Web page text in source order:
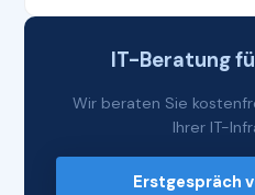
IT-Beratung
Wir beraten Sie
Ihrer IT-
Erstgespräch